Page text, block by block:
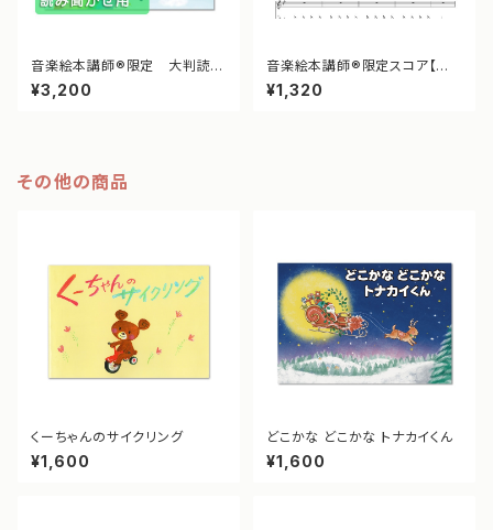
音楽絵本講師®︎限定 大判読み
聞かせ用【公式絵本全て対象】
¥3,200
音楽絵本講師®︎限定スコア【全
ての音楽絵本対象】
¥1,320
その他の商品
くーちゃんのサイクリング
¥1,600
どこかな どこかな トナカイくん
¥1,600